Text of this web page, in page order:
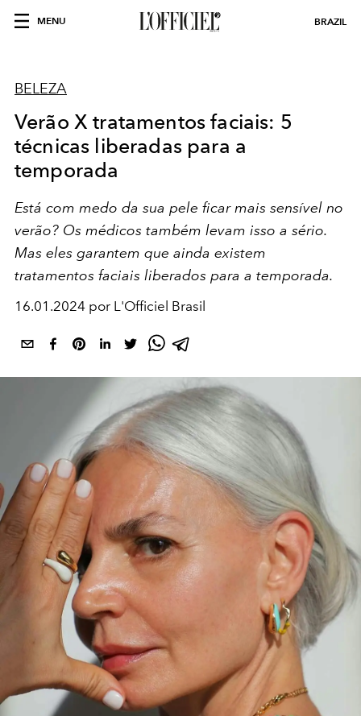
MENU BRAZIL
BELEZA
Verão X tratamentos faciais: 5
técnicas liberadas para a
temporada
Está com medo da sua pele ficar mais sensível no
verão? Os médicos também levam isso a sério.
Mas eles garantem que ainda existem
tratamentos faciais liberados para a temporada.
16.01.2024 por L'Officiel Brasil